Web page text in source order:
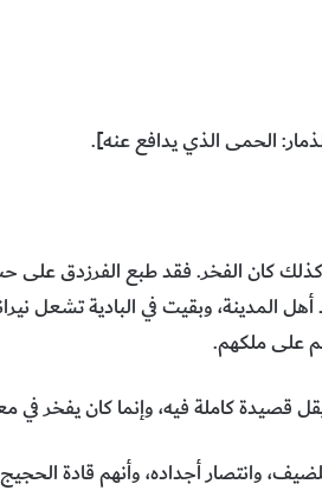
الحمى الذي يدافع عنه].
كذلك كان الفخر. فقد طبع الفرزدق
المدينة، وبقيت في البادية تشعل
على ملكهم.
قصيدة كاملة فيه، وإنما كان يفخر
وانتصار أجداده، وأنهم قادة